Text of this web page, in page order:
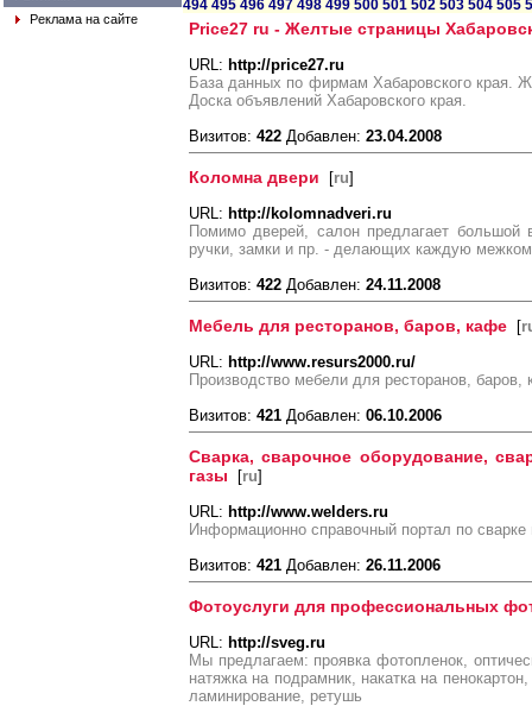
Реклама на сайте
494 495 496 497 498 499 500 501 502 503 504 505
Price27 ru - Желтые страницы
URL: http://price27.ru
База данных по фирмам Хабаровского края.
Доска объявлений Хабаровского края.
Визитов: 422 Добавлен: 23.04.2008
Коломна двери [ru]
URL: http://kolomnadveri.ru
Помимо дверей, салон предлагает большой
ручки, замки и пр. - делающих каждую
Визитов: 422 Добавлен: 24.11.2008
Мебель для ресторанов, баров, кафе [
URL: http://www.resurs2000.ru/
Производство мебели для ресторанов,
Визитов: 421 Добавлен: 06.10.2006
Сварка, сварочное оборудование,
газы [ru]
URL: http://www.welders.ru
Информационно справочный портал по
Визитов: 421 Добавлен: 26.11.2006
Фотоуслуги для профессиональных
URL: http://sveg.ru
Мы предлагаем: проявка фотопленок,
натяжка на подрамник, накатка на
ламинирование, ретушь